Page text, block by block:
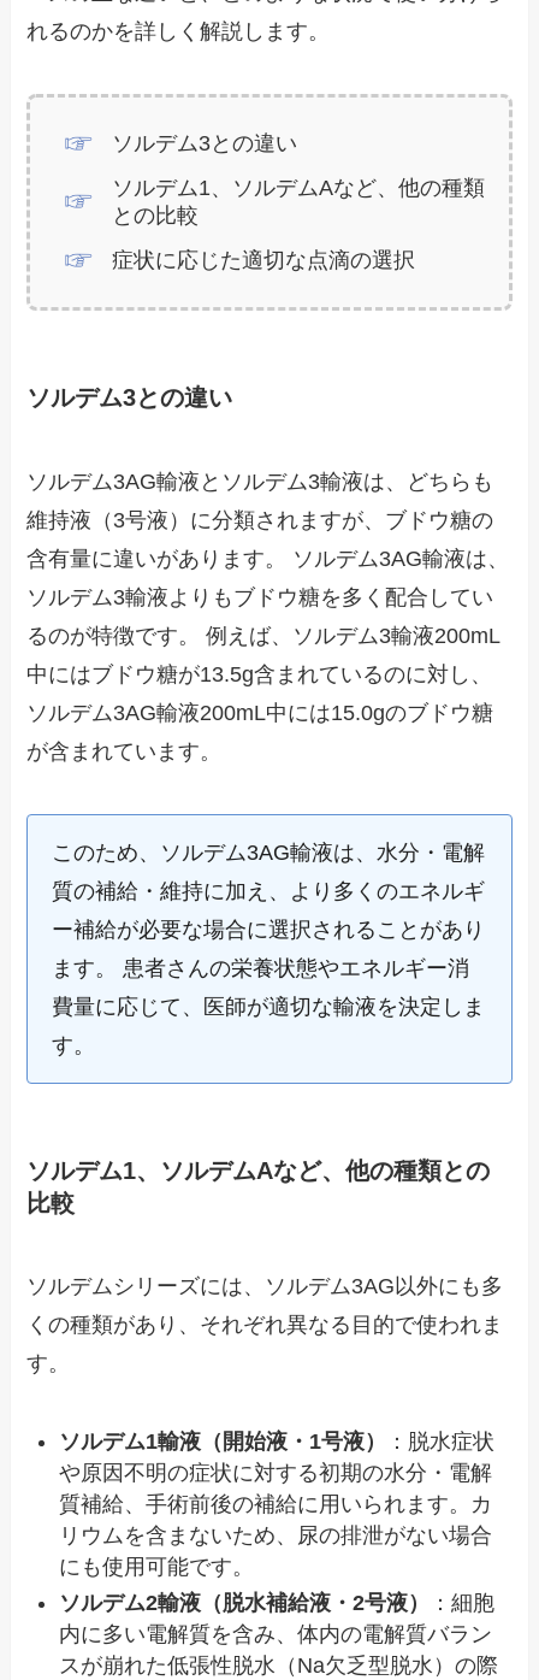
れるのかを詳しく解説します。
ソルデム3との違い
ソルデム1、ソルデムAなど、他の種類
との比較
症状に応じた適切な点滴の選択
ソルデム3との違い
ソルデム3AG輸液とソルデム3輸液は、どちらも
維持液（3号液）に分類されますが、ブドウ糖の
含有量に違いがあります。 ソルデム3AG輸液は、
ソルデム3輸液よりもブドウ糖を多く配合してい
るのが特徴です。 例えば、ソルデム3輸液200mL
中にはブドウ糖が13.5g含まれているのに対し、
ソルデム3AG輸液200mL中には15.0gのブドウ糖
が含まれています。
このため、ソルデム3AG輸液は、水分・電解
質の補給・維持に加え、より多くのエネルギ
ー補給が必要な場合に選択されることがあり
ます。 患者さんの栄養状態やエネルギー消
費量に応じて、医師が適切な輸液を決定しま
す。
ソルデム1、ソルデムAなど、他の種類との
比較
ソルデムシリーズには、ソルデム3AG以外にも多
くの種類があり、それぞれ異なる目的で使われま
す。
ソルデム1輸液（開始液・1号液）
：脱水症状
や原因不明の症状に対する初期の水分・電解
質補給、手術前後の補給に用いられます。カ
リウムを含まないため、尿の排泄がない場合
にも使用可能です。
ソルデム2輸液（脱水補給液・2号液）
：細胞
内に多い電解質を含み、体内の電解質バラン
スが崩れた低張性脱水（Na欠乏型脱水）の際